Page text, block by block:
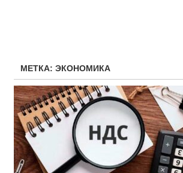
МЕТКА: ЭКОНОМИКА